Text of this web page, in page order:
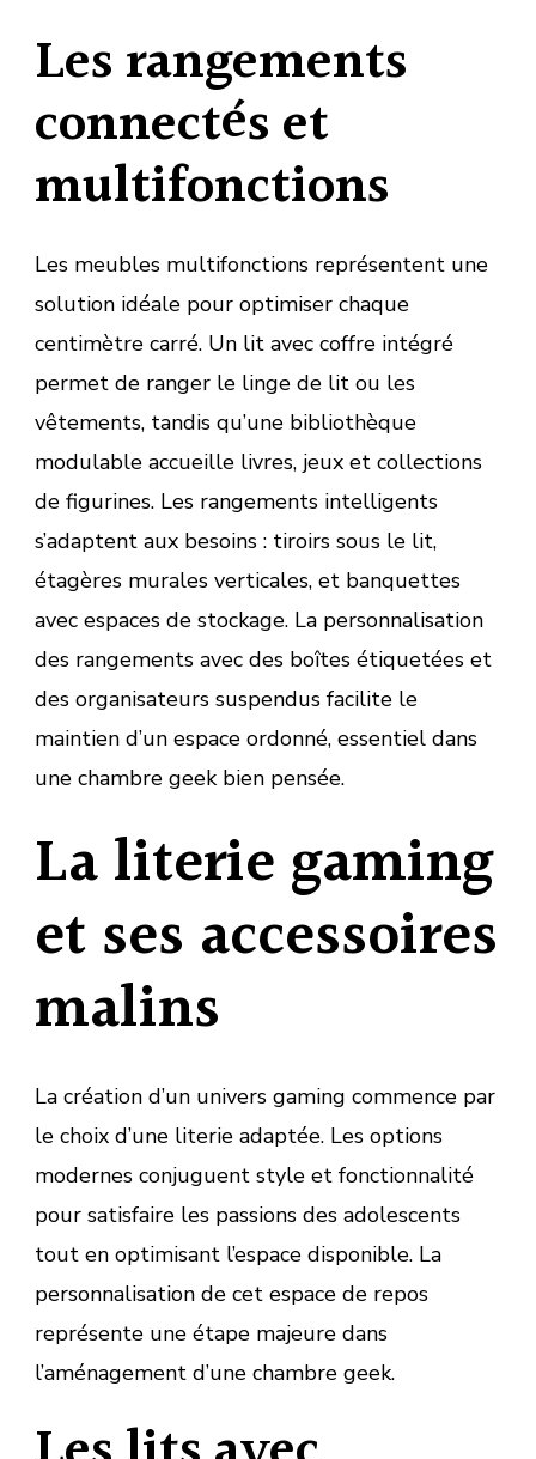
Les rangements
connectés et
multifonctions
Les meubles multifonctions représentent une
solution idéale pour optimiser chaque
centimètre carré. Un lit avec coffre intégré
permet de ranger le linge de lit ou les
vêtements, tandis qu’une bibliothèque
modulable accueille livres, jeux et collections
de figurines. Les rangements intelligents
s’adaptent aux besoins : tiroirs sous le lit,
étagères murales verticales, et banquettes
avec espaces de stockage. La personnalisation
des rangements avec des boîtes étiquetées et
des organisateurs suspendus facilite le
maintien d’un espace ordonné, essentiel dans
une chambre geek bien pensée.
La literie gaming
et ses accessoires
malins
La création d’un univers gaming commence par
le choix d’une literie adaptée. Les options
modernes conjuguent style et fonctionnalité
pour satisfaire les passions des adolescents
tout en optimisant l’espace disponible. La
personnalisation de cet espace de repos
représente une étape majeure dans
l’aménagement d’une chambre geek.